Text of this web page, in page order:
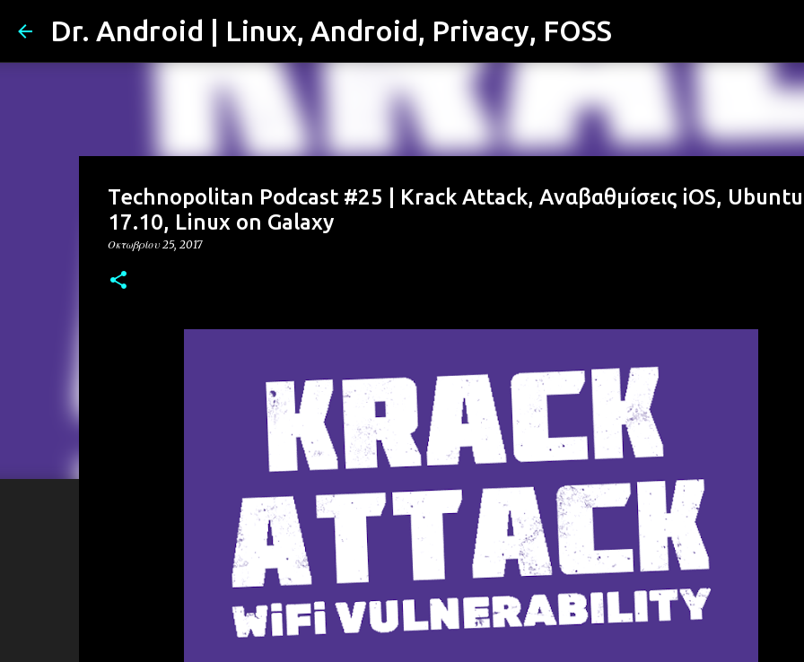
Μετάβαση στο κύριο περιεχόμενο
Dr. Android | Linux, Android, Privacy, FOSS
Technopolitan Podcast #25 | Krack Attack, Αναβαθμίσεις iOS, Ubuntu
17.10, Linux on Galaxy
Οκτωβρίου 25, 2017